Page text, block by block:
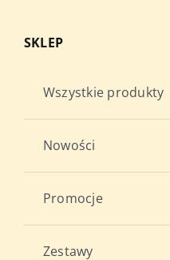
SKLEP
Wszystkie produkty
Nowości
Promocje
Zestawy